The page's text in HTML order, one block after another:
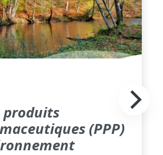
produits
(PPP)